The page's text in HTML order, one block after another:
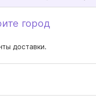
город
доставки.